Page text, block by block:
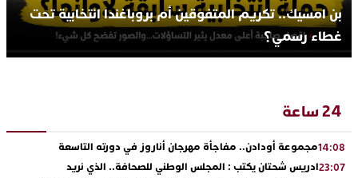
بن امسيك.. تكريم المتفوقين أم بروباغندا انتخابية تحت
غطاء رسمي؟
24 ساعة
14:08مجموعة أودادن.. مفاجأة مهرجان أناروز في دورته التاسعة
23:07ادريس شحتان يكتب : المجلس الوطني للصحافة.. الذي نريد